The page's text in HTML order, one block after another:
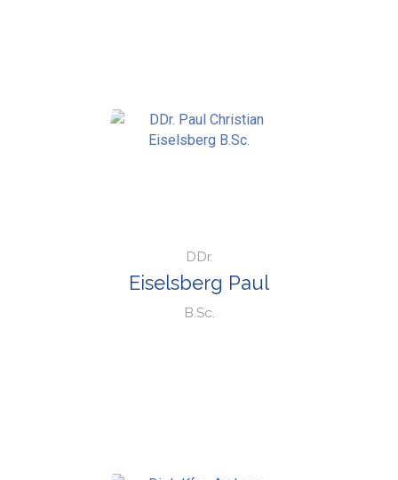
DDr.
Eiselsberg Paul
B.Sc.